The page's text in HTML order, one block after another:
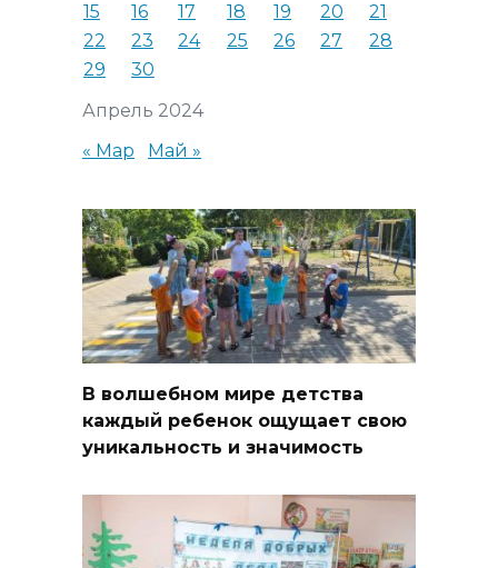
Апрель 2024
15
16 17 18 19 20
21
22
23 24 25 26 27
28
29
30
« Мар Май »
В волшебном мире детства
каждый ребенок ощущает свою
уникальность и значимость